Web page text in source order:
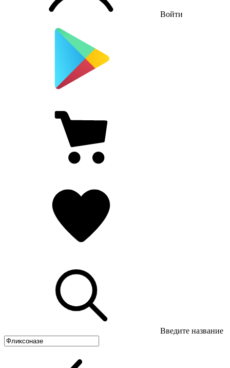
Войти
Введите название